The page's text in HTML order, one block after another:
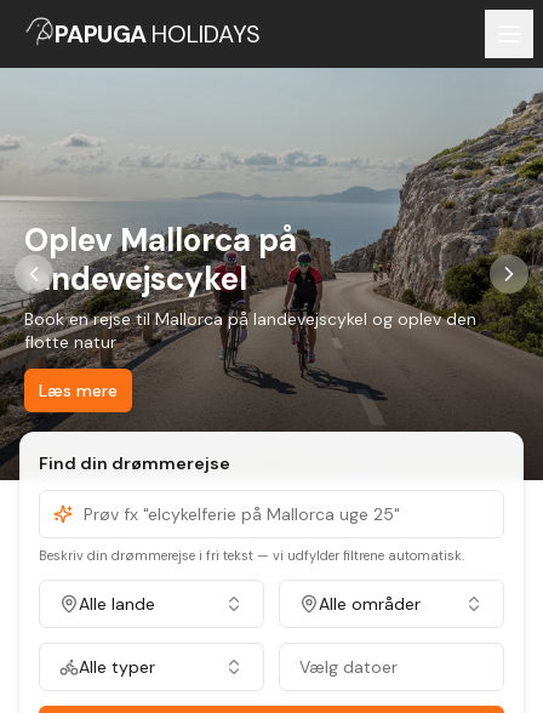
PAPUGAHOLIDAYS
Oplev Mallorca på
landevejscykel
Book en rejse til Mallorca på landevejscykel og oplev den
flotte natur
Læs mere
Find din drømmerejse
Beskriv din drømmerejse i fri tekst — vi udfylder filtrene automatisk.
Alle lande Alle områder
Alle typer Vælg datoer